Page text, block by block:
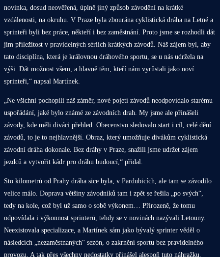
novinka, dosud neověřená, úplně jiný způsob závodění na krátké
vzdálenosti, na okruhu. V Praze byla zbourána cyklistická dráha na Letné a
sprinteři byli bez práce, někteří i bez zaměstnání. Proto jsme se rozhodli dát
jim příležitost v pravidelných sériích krátkých závodů. Náš zájem byl, aby
tato disciplína, která je královnou dráhového sportu, se u nás udržela na
výši. Dát možnost všem, a hlavně těm, kteří nám vyrůstali jako noví
sprinteři,“ napsal Martínek.
„Ne všichni pochopili náš záměr, nové pojetí závodů neodpovídalo starému
uspořádání, jaké bylo známé ze závodních drah. My jsme ale přinášeli
závody, kde měli diváci přehled. Obecenstvo sledovalo start i cíl, celé dění
závodů, to je to nejhlavnější. Obraz, který umožňuje divákům cyklistická
závodní dráha dokonale. Bez dráhy v Praze, snažili jsme udržet zájem
jezdců a vytvořit kádr pro dráhu budoucí,“ přidal.
Sto kilometrů od Prahy dráha sice byla, v Pardubicích, ale tam se závodilo
velice málo. Doprava většiny závodníků tam i zpět se řešila „po svých“,
tedy na kole, což byl už samo o sobě výkonem… Přirozeně, že tomu
odpovídala i výkonnost sprinterů, tehdy se v novinách nazývali Letouny.
Neexistovala specializace, a Martínek sám jako bývalý sprinter věděl o
následcích „nezaměstnaných“ sezón, o zakrnění sportu bez pravidelného
provozu. A tak přes všechny nedostatky přinášel alespoň tuto náhražku.